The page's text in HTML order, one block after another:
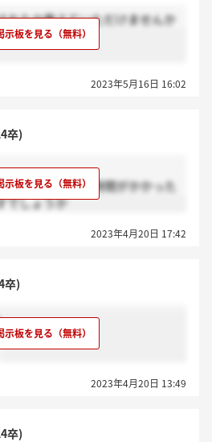
れたか教えていただけませんか
2023年5月16日 16:02
卒)
までどのくらい時間がかかった
でしょうか
2023年4月20日 17:42
卒)
2023年4月20日 13:49
卒)